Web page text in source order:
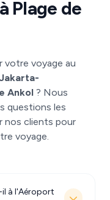
Plage de
votre voyage au
Ankol ? Nous
questions les
nos clients pour
voyage.
à l'Aéroport